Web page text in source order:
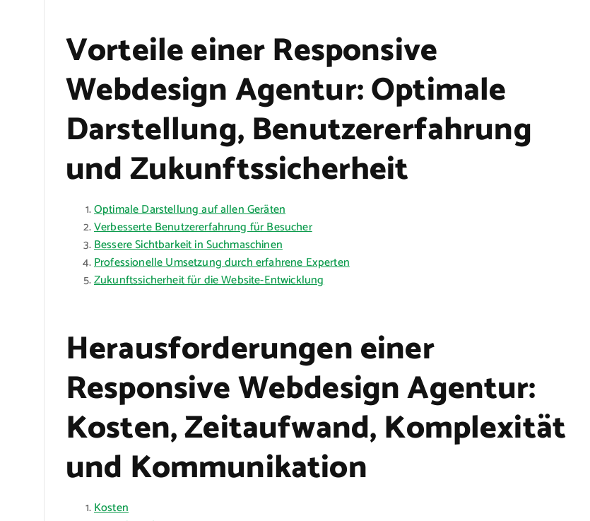
Vorteile einer Responsive
Webdesign Agentur: Optimale
Darstellung, Benutzererfahrung
und Zukunftssicherheit
Optimale Darstellung auf allen Geräten
Verbesserte Benutzererfahrung für Besucher
Bessere Sichtbarkeit in Suchmaschinen
Professionelle Umsetzung durch erfahrene Experten
Zukunftssicherheit für die Website-Entwicklung
Herausforderungen einer
Responsive Webdesign Agentur:
Kosten, Zeitaufwand, Komplexität
und Kommunikation
Kosten